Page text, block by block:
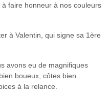
faire honneur à nos couleurs
à Valentin, qui signe sa 1ère
avons eu de magnifiques
boueux, côtes bien
à la relance.